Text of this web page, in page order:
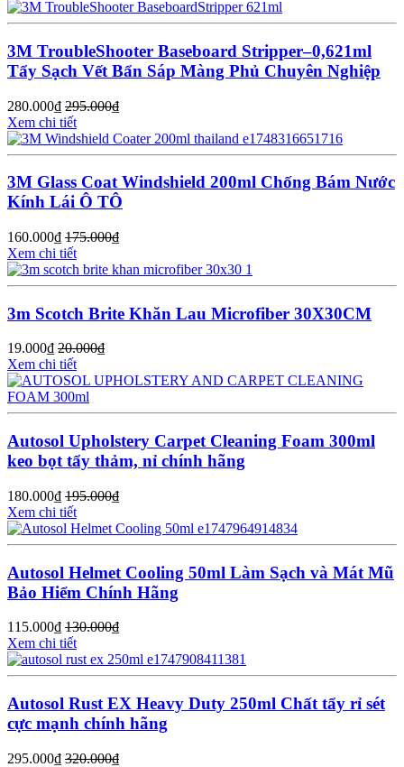
3M TroubleShooter Baseboard Stripper–0,621ml
Tẩy Sạch Vết Bẩn Sáp Màng Phủ Chuyên Nghiệp
280.000₫ 295.000₫
Xem chi tiết
3M Glass Coat Windshield 200ml Chống Bám Nước
Kính Lái Ô TÔ
160.000₫ 175.000₫
Xem chi tiết
3m Scotch Brite Khăn Lau Microfiber 30X30CM
19.000₫ 20.000₫
Xem chi tiết
Autosol Upholstery Carpet Cleaning Foam 300ml
keo bọt tẩy thảm, nỉ chính hãng
180.000₫ 195.000₫
Xem chi tiết
Autosol Helmet Cooling 50ml Làm Sạch và Mát Mũ
Bảo Hiểm Chính Hãng
115.000₫ 130.000₫
Xem chi tiết
Autosol Rust EX Heavy Duty 250ml Chất tẩy rỉ sét
cực mạnh chính hãng
295.000₫ 320.000₫